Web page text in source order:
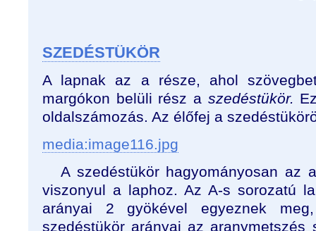
SZEDÉSTÜKÖR
A lapnak az a része, ahol
margókon belüli rész a szedéstükör.
oldalszámozás. Az élőfej a
media:image116.jpg
A szedéstükör hagyományosan az
viszonyul a laphoz. Az A-s sorozatú
arányai 2 gyökével egyeznek
szedéstükör arányai az aranymetszés